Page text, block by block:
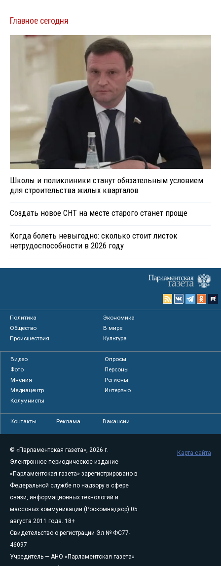
Главное сегодня
Школы и поликлиники станут обязательным условием
для строительства жилых кварталов
Создать новое СНТ на месте старого станет проще
Когда болеть невыгодно: сколько стоит листок
нетрудоспособности в 2026 году
Политика
Экономика
Общество
В мире
Происшествия
Культура
Видео
Опросы
Фото
Персоны
Мнения
Регионы
Медиацентр
Интервью
Колумнисты
Контакты Реклама Вакансии
© «Парламентская газета», 2026 г.
Электронное периодическое издание
«Парламентская газета» зарегистрировано в
Федеральной службе по надзору в сфере
связи, информационных технологий и
массовых коммуникаций (Роскомнадзор) 05
августа 2011 года. 18+
Свидетельство о регистрации Эл № ФС77-
46097
Учредитель — АНО «Парламентская газета»
Карта сайта